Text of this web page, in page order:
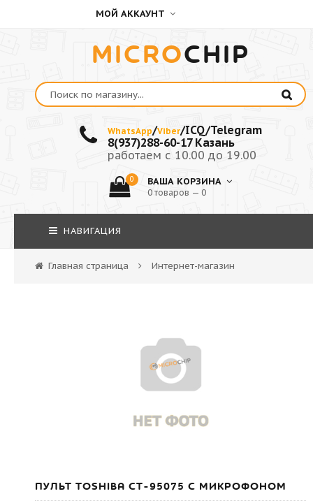
МОЙ АККАУНТ
MICROCHIP
WhatsApp/Viber/ICQ/Telegram
8(937)288-60-17 Казань
работаем с 10.00 до 19.00
0 ВАША КОРЗИНА
0 товаров — 0
НАВИГАЦИЯ
Главная страница Интернет-магазин
ПУЛЬТ TOSHIBA CT-95075 С МИКРОФОНОМ